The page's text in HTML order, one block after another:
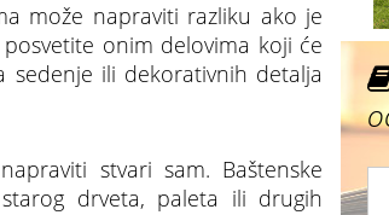
može napraviti razliku ako je
onim delovima koji će
sedenje ili dekorativnih detalja
stvari sam. Baštenske
drveta, paleta ili drugih